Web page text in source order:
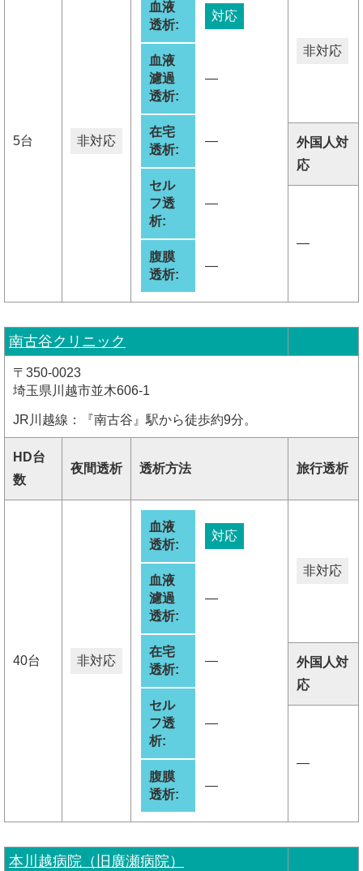
5台 非対応
血液
透析:
対応
血液
濾過
透析:
―
在宅
透析:
―
セル
フ透
析:
―
腹膜
透析:
―
非対応
外国人対
応
―
南古谷クリニック
〒350-0023
埼玉県川越市並木606-1
JR川越線：『南古谷』駅から徒歩約9分。
HD台
数
夜間透析 透析方法 旅行透析
40台 非対応
血液
透析:
対応
血液
濾過
透析:
―
在宅
透析:
―
セル
フ透
析:
―
腹膜
透析:
―
非対応
外国人対
応
―
本川越病院（旧廣瀬病院）